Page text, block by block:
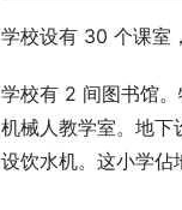
学校设有 30 个课室
学校有 2 间图书馆
机械人教学室。地下
设饮水机。这小学佔